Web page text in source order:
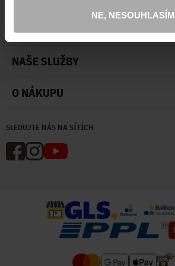
NE, NESOUHLASÍM
SLEDUJTE NÁS NA SÍTÍCH
O NÁS
NAŠE SLUŽBY
O NÁKUPU